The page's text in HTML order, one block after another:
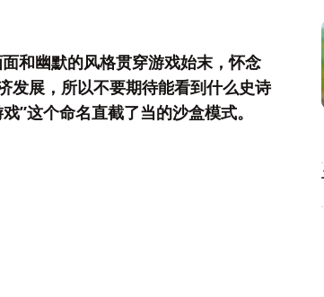
和幽默的风格贯穿游戏始末，怀念
发展，所以不要期待能看到什么史诗
”这个命名直截了当的沙盒模式。